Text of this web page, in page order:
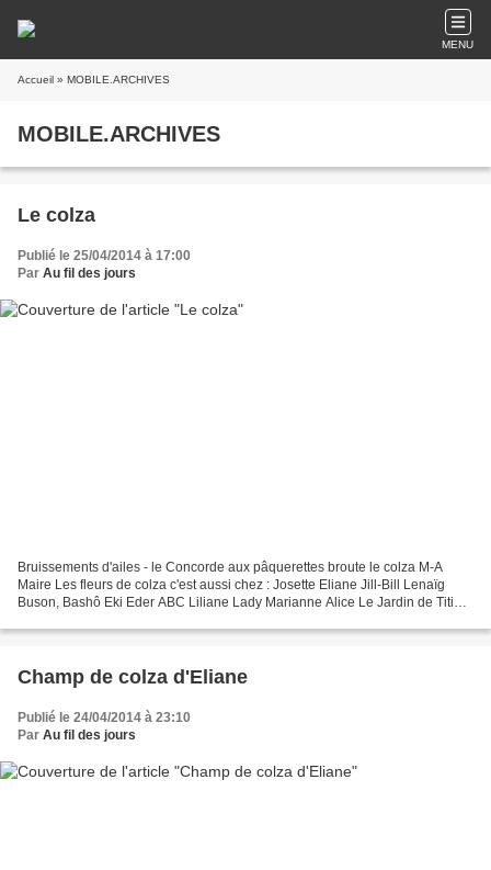
MENU
Accueil » MOBILE.ARCHIVES
MOBILE.ARCHIVES
Le colza
Publié le 25/04/2014 à 17:00
Par Au fil des jours
Bruissements d'ailes - le Concorde aux pâquerettes broute le colza M-A
Maire Les fleurs de colza c'est aussi chez : Josette Eliane Jill-Bill Lenaïg
Buson, Bashô Eki Eder ABC Liliane Lady Marianne Alice Le Jardin de Titi
Champ de colza d'Eliane
Publié le 24/04/2014 à 23:10
Par Au fil des jours